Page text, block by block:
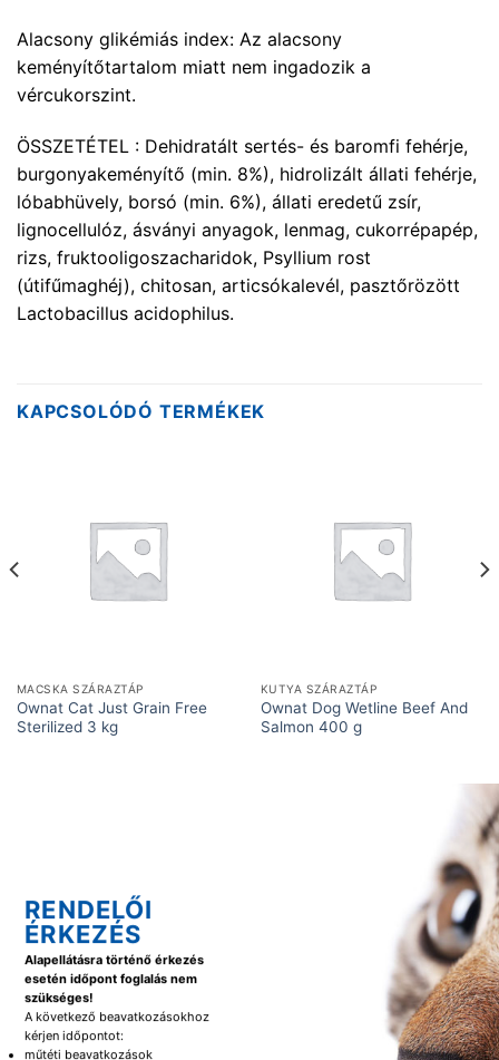
Alacsony glikémiás index: Az alacsony
keményítőtartalom miatt nem ingadozik a
vércukorszint.
ÖSSZETÉTEL : Dehidratált sertés- és baromfi fehérje,
burgonyakeményítő (min. 8%), hidrolizált állati fehérje,
lóbabhüvely, borsó (min. 6%), állati eredetű zsír,
lignocellulóz, ásványi anyagok, lenmag, cukorrépapép,
rizs, fruktooligoszacharidok, Psyllium rost
(útifűmaghéj), chitosan, articsókalevél, pasztőrözött
Lactobacillus acidophilus.
KAPCSOLÓDÓ TERMÉKEK
MACSKA SZÁRAZTÁP
Ownat Cat Just Grain Free
Sterilized 3 kg
KUTYA SZÁRAZTÁP
Ownat Dog Wetline Beef And
Salmon 400 g
RENDELŐI
ÉRKEZÉS
Alapellátásra történő érkezés
esetén időpont foglalás nem
szükséges!
A következő beavatkozásokhoz
kérjen időpontot:
műtéti beavatkozások